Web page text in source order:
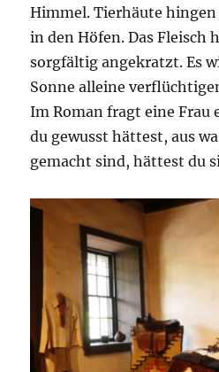
Himmel. Tierhäute hingen
in den Höfen. Das Fleisch
sorgfältig angekratzt. Es
Sonne alleine
Im Roman fragt eine Frau
du gewusst hättest, aus
gemacht sind, hättest du